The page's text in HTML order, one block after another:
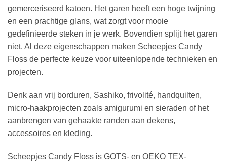
gemerceriseerd katoen. Het garen heeft een hoge twijning
en een prachtige glans, wat zorgt voor mooie
gedefinieerde steken in je werk. Bovendien splijt het garen
niet. Al deze eigenschappen maken Scheepjes Candy
Floss de perfecte keuze voor uiteenlopende technieken en
projecten.
Denk aan vrij borduren, Sashiko, frivolité, handquilten,
micro-haakprojecten zoals amigurumi en sieraden of het
aanbrengen van gehaakte randen aan dekens,
accessoires en kleding.
Scheepjes Candy Floss is GOTS- en OEKO TEX-